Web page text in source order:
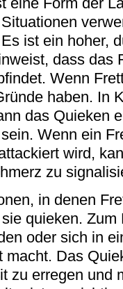
ist ein hoher,
dass das
Wenn
haben. In
das Quieken
Wenn ein
wird,
zu
in denen
quieken.
oder sich in
macht. Das
zu erregen und